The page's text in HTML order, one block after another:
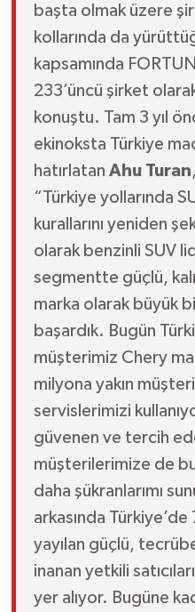
başta olmak üzere
kollarında da
kapsamında
233’üncü şirket
konuştu. Tam 3 yıl
ekinoksta Türkiye
hatırlatan Ahu Turan
“Türkiye yollarında
kurallarını yeniden
olarak benzinli SUV
segmentte güçlü,
marka olarak büyük
başardık. Bugün
müşterimiz Chery
milyona yakın
servislerimizi
güvenen ve tercih
müşterilerimize de
daha şükranlarımı
arkasında
yayılan güçlü,
inanan yetkili
yer alıyor. Bugüne